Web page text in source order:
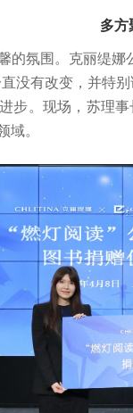
多方
的氛围。克丽缇
没有改变，并特
步。现场，苏理
域。